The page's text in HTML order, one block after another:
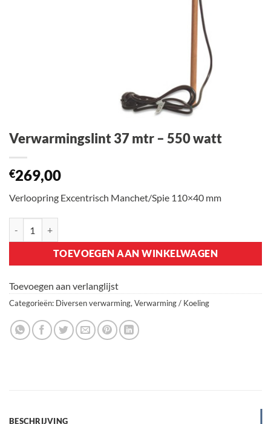
Verwarmingslint 37 mtr – 550 watt
€269,00
Verloopring Excentrisch Manchet/Spie 110×40 mm
TOEVOEGEN AAN WINKELWAGEN
Toevoegen aan verlanglijst
Categorieën: Diversen verwarming, Verwarming / Koeling
BESCHRIJVING